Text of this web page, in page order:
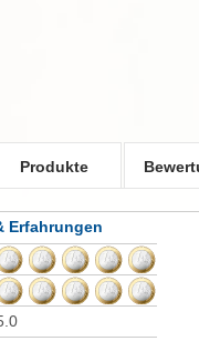
Produkte
Erfahrungen